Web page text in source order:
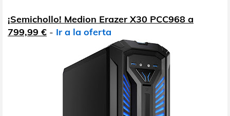
¡Semichollo! Medion Erazer X30 PCC968 a
799,99 € - Ir a la oferta